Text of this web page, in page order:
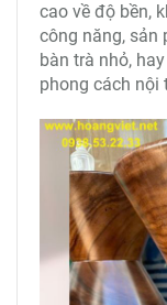
cao về độ bền,
công năng, sản
bàn trà nhỏ,
phong cách nội